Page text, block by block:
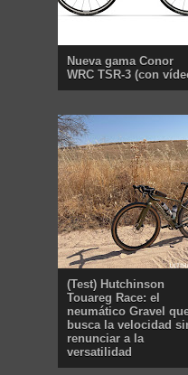
Nueva gama Conor
WRC TSR-3 (con
(Test) Hutchinson
Touareg Race: el
neumático Gravel
busca la velocidad
renunciar a la
versatilidad